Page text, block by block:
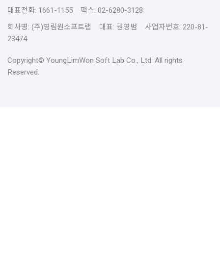
대표전화: 1661-1155 팩스: 02-6280-3128
회사명: (주)영림원소프트랩 대표: 권영범 사업자번호: 220-81-
23474
Copyright© YoungLimWon Soft Lab Co., Ltd. All rights
Reserved.